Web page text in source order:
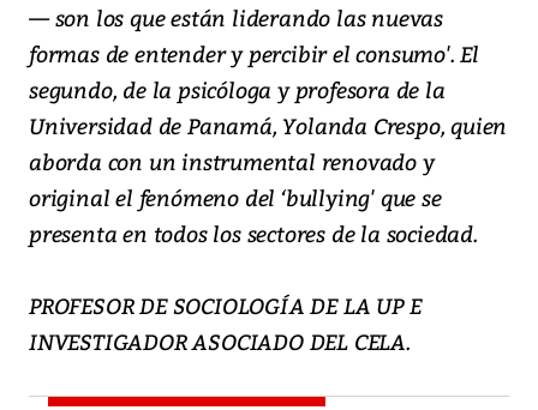
— son los que están liderando las nuevas
formas de entender y percibir el consumo'. El
segundo, de la psicóloga y profesora de la
Universidad de Panamá, Yolanda Crespo, quien
aborda con un instrumental renovado y
original el fenómeno del ‘bullying' que se
presenta en todos los sectores de la sociedad.
PROFESOR DE SOCIOLOGÍA DE LA UP E
INVESTIGADOR ASOCIADO DEL CELA.